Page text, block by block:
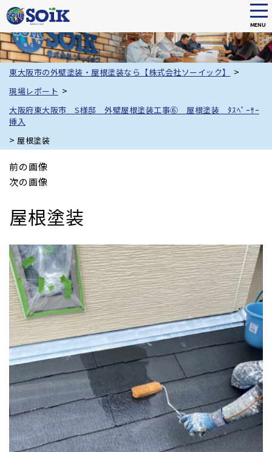
Skip
to
main
content
MENU
東大阪市の外壁塗装・屋根塗装なら【株式会社ソーイック】 >
現場レポート >
大阪府東大阪市 S様邸 外壁屋根塗装工事⑥ 屋根塗装 ﾀｽﾍﾟｰｻｰ
挿入
> 屋根塗装
前の画像
次の画像
屋根塗装